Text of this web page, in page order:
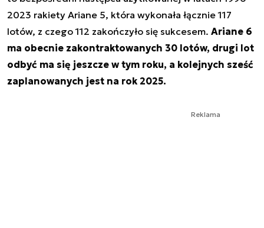
2023 rakiety Ariane 5, która wykonała łącznie 117
lotów, z czego 112 zakończyło się sukcesem. Ariane 6
ma obecnie zakontraktowanych 30 lotów, drugi lot
odbyć ma się jeszcze w tym roku, a kolejnych sześć
zaplanowanych jest na rok 2025.
Reklama